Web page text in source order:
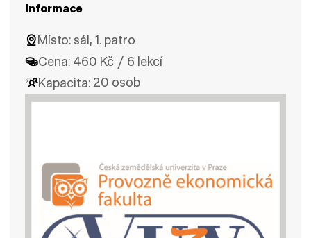
Informace
Místo: sál, 1. patro
Cena: 460 Kč / 6 lekcí
Kapacita: 20 osob